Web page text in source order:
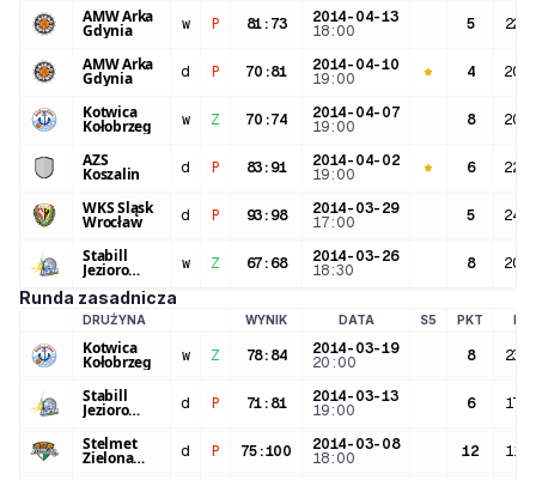
AMW Arka
Gdynia w P 81 : 73
2014-04-13
18:00
5
AMW Arka
Gdynia d P 70 :81
2014-04-10
19:00
4
Kotwica
Kołobrzeg w Z 70 :74
2014-04-07
19:00
8
AZS
Koszalin d P 83 : 91
2014-04-02
19:00
6
WKS Śląsk
Wrocław d P 93 : 98
2014-03-29
17:00
5
Stabill
Jezioro
Tarnobrzeg
w Z 67 : 68
2014-03-26
18:30
8
Runda zasadnicza
LOGO DRUŻYNY
DRUŻYNA WYNIK DATA S5 PKT
Kotwica
Kołobrzeg w Z 78: 84
2014-03-19
20:00
8
Stabill
Jezioro
Tarnobrzeg
d P 71 : 81
2014-03-13
19:00
6
Stelmet
Zielona d P 75:100
2014-03-08
18:00
12